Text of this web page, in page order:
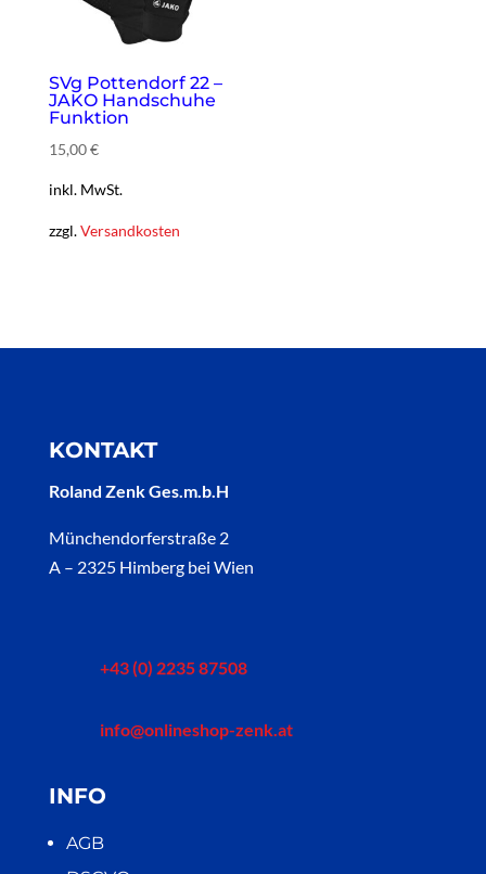
SVg Pottendorf 22 –
JAKO Handschuhe
Funktion
15,00€
inkl. MwSt.
zzgl.Versandkosten
KONTAKT
Roland Zenk Ges.m.b.H
Münchendorferstraße 2
A – 2325 Himberg bei Wien
+43 (0) 2235 87508
info@onlineshop-zenk.at
INFO
AGB